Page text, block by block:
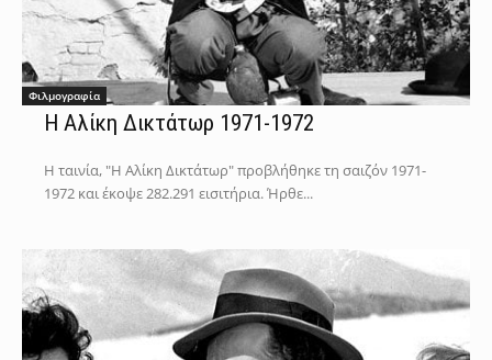
Φιλμογραφία
Η Αλίκη Δικτάτωρ 1971-1972
Η ταινία, "Η Αλίκη Δικτάτωρ" προβλήθηκε τη σαιζόν 1971-
1972 και έκοψε 282.291 εισιτήρια. Ήρθε...